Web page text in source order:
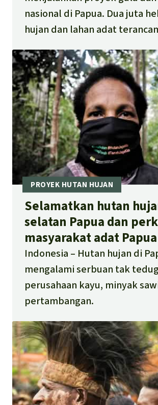
nasional di Papua. Dua juta
hujan dan lahan adat
Selamatkan hutan
selatan Papua dan
masyarakat adat Papua
Indonesia
Hutan hujan di
mengalami serbuan tak
perusahaan kayu, minyak
pertambangan.